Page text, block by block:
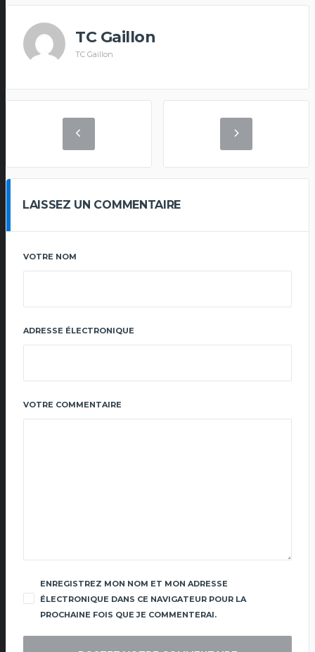
TC Gaillon
TC Gaillon
LAISSEZ UN COMMENTAIRE
VOTRE NOM
ADRESSE ÉLECTRONIQUE
VOTRE COMMENTAIRE
ENREGISTREZ MON NOM ET MON ADRESSE
ÉLECTRONIQUE DANS CE NAVIGATEUR POUR LA
PROCHAINE FOIS QUE JE COMMENTERAI.